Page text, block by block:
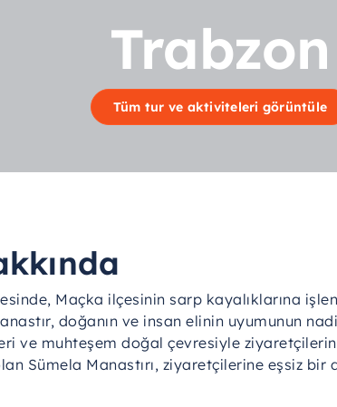
Trabzon
Tüm tur ve aktiviteleri görüntüle
Maçka ilçesinin sarp kayalıklarına
doğanın ve insan elinin uyumunun
ve muhteşem doğal çevresiyle
Sümela Manastırı, ziyaretçilerine eşsiz bir